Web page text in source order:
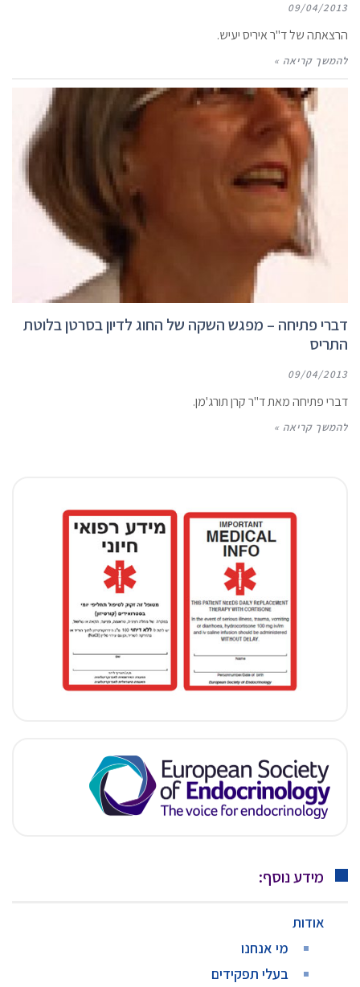
09/04/2013
הרצאתה של ד"ר איריס יעיש.
להמשך קריאה »
דברי פתיחה – מפגש השקה של החוג לדיון בסרטן בלוטת
התריס
09/04/2013
דברי פתיחה מאת ד"ר קרן תורג'מן.
להמשך קריאה »
מידע נוסף:
אודות
מי אנחנו
בעלי תפקידים